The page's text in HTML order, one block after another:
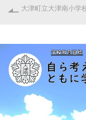
大津町立大津南小学